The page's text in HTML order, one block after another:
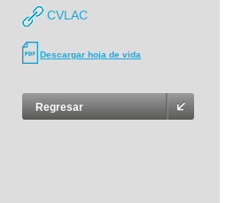
CVLAC
Descargar hoja de vida
Regresar